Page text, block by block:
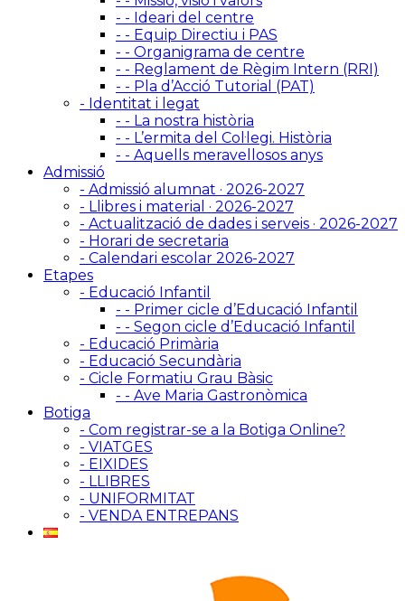
- - Ideari del centre
- - Equip Directiu i PAS
- - Organigrama de centre
- - Reglament de Règim Intern (RRI)
- - Pla d’Acció Tutorial (PAT)
- Identitat i legat
- - La nostra història
- - L’ermita del Col·legi. Història
- - Aquells meravellosos anys
Admissió
- Admissió alumnat · 2026-2027
- Llibres i material · 2026-2027
- Actualització de dades i serveis · 2026-2027
- Horari de secretaria
- Calendari escolar 2026-2027
Etapes
- Educació Infantil
- - Primer cicle d’Educació Infantil
- - Segon cicle d’Educació Infantil
- Educació Primària
- Educació Secundària
- Cicle Formatiu Grau Bàsic
- - Ave Maria Gastronòmica
Botiga
- Com registrar-se a la Botiga Online?
- VIATGES
- EIXIDES
- LLIBRES
- UNIFORMITAT
- VENDA ENTREPANS